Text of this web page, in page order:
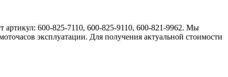
артикул: 600-825-7110, 600-825-9110, 600-821-9962. Мы
эксплуатации. Для получения актуальной стоимости